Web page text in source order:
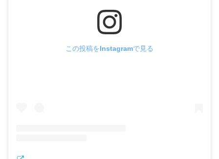
この投稿をInstagramで見る